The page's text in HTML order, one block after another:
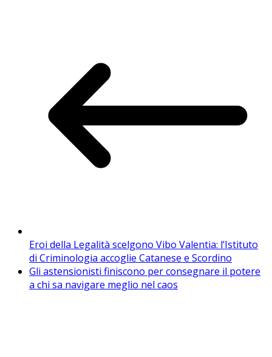
Eroi della Legalità scelgono Vibo Valentia: l’Istituto
di Criminologia accoglie Catanese e Scordino
Gli astensionisti finiscono per consegnare il potere
a chi sa navigare meglio nel caos